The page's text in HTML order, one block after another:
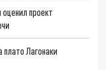
проект
Лагонаки